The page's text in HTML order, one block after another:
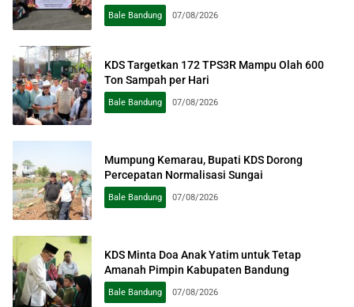
Pengabdian kepada Masyarakat
Bale Bandung 07/08/2026
KDS Targetkan 172 TPS3R Mampu Olah 600
Ton Sampah per Hari
Bale Bandung 07/08/2026
Mumpung Kemarau, Bupati KDS Dorong
Percepatan Normalisasi Sungai
Bale Bandung 07/08/2026
KDS Minta Doa Anak Yatim untuk Tetap
Amanah Pimpin Kabupaten Bandung
Bale Bandung 07/08/2026